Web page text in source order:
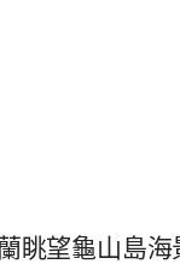
眺望龜山島海